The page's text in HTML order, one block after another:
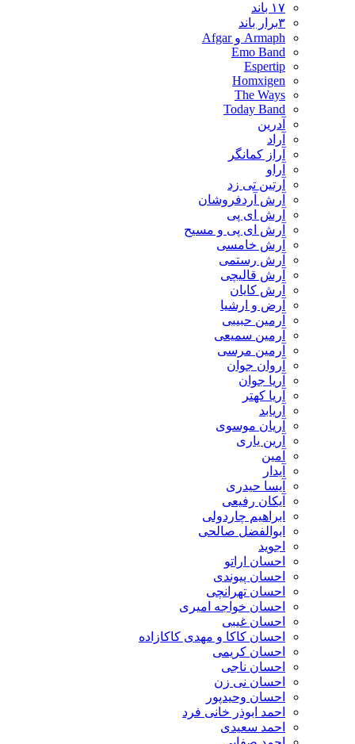
۱۷ باند
۳برار باند
Armaph و Afgar
Emo Band
Espertip
Homxigen
The Ways
Today Band
آدرین
آراد
آراز کمانگر
آراو
آرتین تی زد
آرش آردفروشان
آرش ای پی
آرش ای پی و مسیح
آرش خامسی
آرش رستمی
آرش قالیچی
آرش کایان
​آرض و ارشیا
آرمین حبیبی
آرمین سمیعی
آرمین مرسی
آروان جوان
آریا جوان
آریا کهتر
آریابد
آریان موسوی
آرین یاری
آمین
آیدار
آیسا حیدری
آیکان رفیعی
ابراهیم چاردولی
ابوالفضل صالحی
اجوید
احسان اراتو
احسان پیوندی
احسان تهرانچی
احسان خواجه امیری
احسان غیبی
احسان کاکا و مهدی کاکازاده
احسان کریمی
احسان ناجی
احسان نی زن
احسان وحیدپور
احمد ابوذر خانی فرد
احمد سعیدی